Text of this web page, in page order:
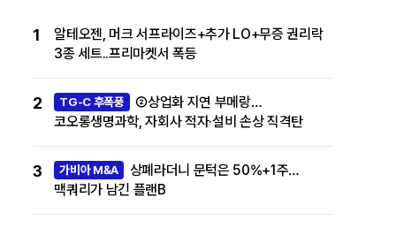
1
알테오젠, 머크 서프라이즈+추가 LO+무증 권리락
3종 세트..프리마켓서 폭등
2 TG-C 후폭풍
②상업화 지연 부메랑…
코오롱생명과학, 자회사 적자·설비 손상 직격탄
3 가비아 M&A
상폐라더니 문턱은 50%+1주…
맥쿼리가 남긴 플랜B